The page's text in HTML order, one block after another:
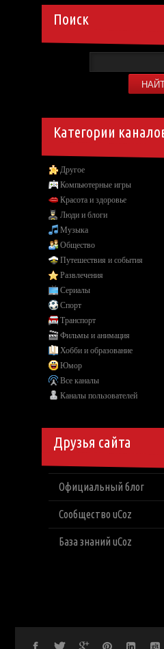
Поиск
Категории
Другое
Компьютерные игры
Красота и здоровье
Люди и блоги
Музыка
Общество
Путешествия и события
Развлечения
Сериалы
Спорт
Транспорт
Фильмы и анимация
Хобби и образование
Юмор
Все каналы
Каналы пользователей
Друзья сайта
Официальный блог
Сообщество uCoz
База знаний uCoz